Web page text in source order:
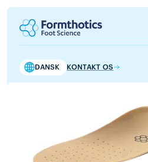
DANSK KONTAKT OS